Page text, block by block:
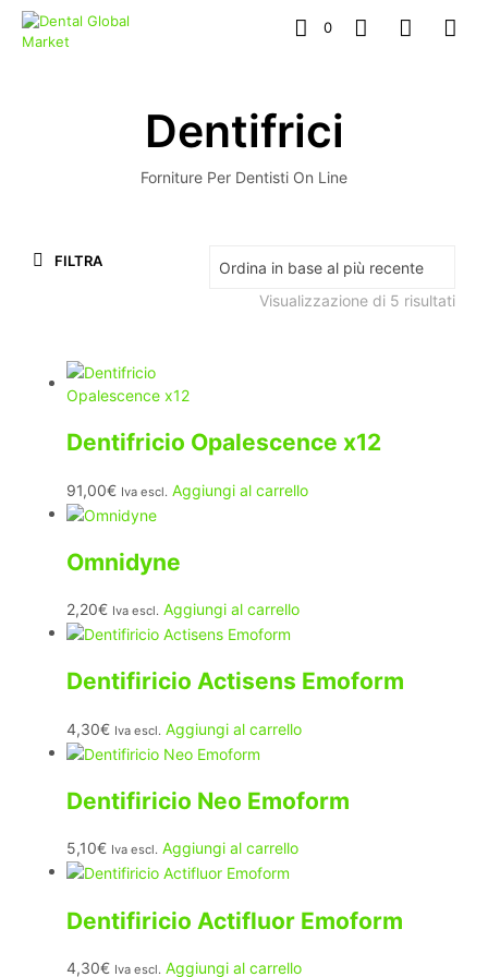
0
Dentifrici
Forniture Per Dentisti On Line
FILTRA
Visualizzazione di 5 risultati
Dentifricio Opalescence x12
91,00€ Iva escl. Aggiungi al carrello
Omnidyne
2,20€ Iva escl. Aggiungi al carrello
Dentifiricio Actisens Emoform
4,30€ Iva escl. Aggiungi al carrello
Dentifiricio Neo Emoform
5,10€ Iva escl. Aggiungi al carrello
Dentifiricio Actifluor Emoform
4,30€ Iva escl. Aggiungi al carrello